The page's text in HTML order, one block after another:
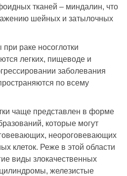
тканей – миндалин, что
шейных и затылочных
раке носоглотки
легких, пищеводе и
заболевания
по всему
чаще представлен в форме
которые могут
неороговевающих
клеток. Реже в этой области
виды злокачественных
железистые